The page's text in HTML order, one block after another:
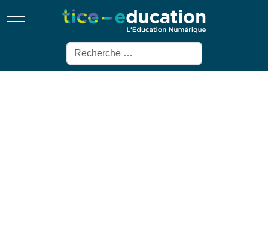
Mobile Menu Toggle
Rechercher